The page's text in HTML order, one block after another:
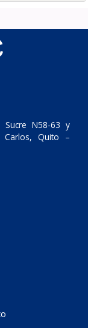
Sucre N58-63 y
Carlos, Quito –